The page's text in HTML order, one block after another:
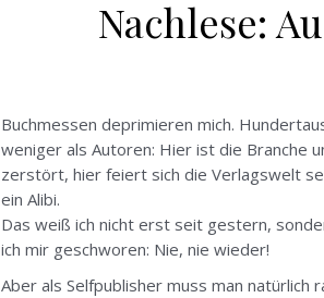
Nachlese:
Buchmessen deprimieren mich.
weniger als Autoren: Hier ist die Branche
zerstört, hier feiert sich die Verlagswelt
ein Alibi.
Das weiß ich nicht erst seit gestern,
ich mir geschworen: Nie, nie wieder!
Aber als Selfpublisher muss man